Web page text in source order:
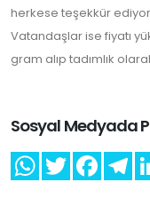
herkese teşekkür
Vatandaşlar ise fiyatı
gram alıp tadımlık
Sosyal Medyada